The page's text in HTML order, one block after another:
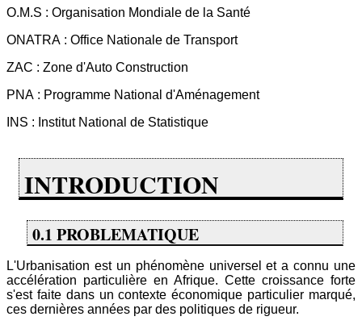
O.M.S : Organisation Mondiale de la Santé
ONATRA : Office Nationale de Transport
ZAC : Zone d'Auto Construction
PNA : Programme National d'Aménagement
INS : Institut National de Statistique
INTRODUCTION
0.1 PROBLEMATIQUE
L'Urbanisation est un phénomène universel et a connu une
accélération particulière en Afrique. Cette croissance forte
s'est faite dans un contexte économique particulier marqué,
ces dernières années par des politiques de rigueur.